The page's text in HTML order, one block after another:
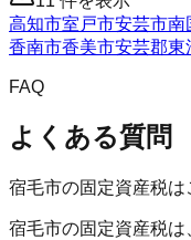
高知市室戸市安芸市南
香南市香美市安芸郡東
FAQ
よくある質問
宿毛市の固定資産税は
宿毛市の固定資産税